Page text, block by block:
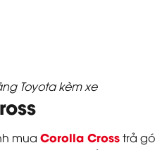
Toyota kèm xe
mua Corolla Crosstrả